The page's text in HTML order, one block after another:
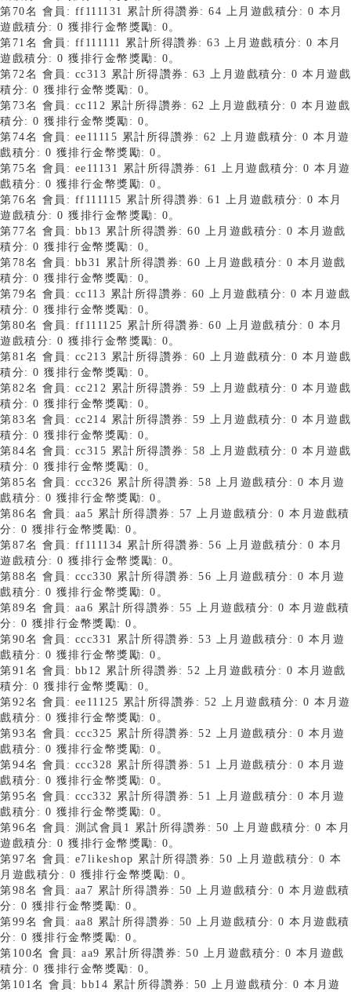
第70名 會員: ff111131 累計所得讚券: 64 上月遊戲積分: 0 本月
遊戲積分: 0 獲排行金幣獎勵: 0。
第71名 會員: ff111111 累計所得讚券: 63 上月遊戲積分: 0 本月
遊戲積分: 0 獲排行金幣獎勵: 0。
第72名 會員: cc313 累計所得讚券: 63 上月遊戲積分: 0 本月遊戲
積分: 0 獲排行金幣獎勵: 0。
第73名 會員: cc112 累計所得讚券: 62 上月遊戲積分: 0 本月遊戲
積分: 0 獲排行金幣獎勵: 0。
第74名 會員: ee11115 累計所得讚券: 62 上月遊戲積分: 0 本月遊
戲積分: 0 獲排行金幣獎勵: 0。
第75名 會員: ee11131 累計所得讚券: 61 上月遊戲積分: 0 本月遊
戲積分: 0 獲排行金幣獎勵: 0。
第76名 會員: ff111115 累計所得讚券: 61 上月遊戲積分: 0 本月
遊戲積分: 0 獲排行金幣獎勵: 0。
第77名 會員: bb13 累計所得讚券: 60 上月遊戲積分: 0 本月遊戲
積分: 0 獲排行金幣獎勵: 0。
第78名 會員: bb31 累計所得讚券: 60 上月遊戲積分: 0 本月遊戲
積分: 0 獲排行金幣獎勵: 0。
第79名 會員: cc113 累計所得讚券: 60 上月遊戲積分: 0 本月遊戲
積分: 0 獲排行金幣獎勵: 0。
第80名 會員: ff111125 累計所得讚券: 60 上月遊戲積分: 0 本月
遊戲積分: 0 獲排行金幣獎勵: 0。
第81名 會員: cc213 累計所得讚券: 60 上月遊戲積分: 0 本月遊戲
積分: 0 獲排行金幣獎勵: 0。
第82名 會員: cc212 累計所得讚券: 59 上月遊戲積分: 0 本月遊戲
積分: 0 獲排行金幣獎勵: 0。
第83名 會員: cc214 累計所得讚券: 59 上月遊戲積分: 0 本月遊戲
積分: 0 獲排行金幣獎勵: 0。
第84名 會員: cc315 累計所得讚券: 58 上月遊戲積分: 0 本月遊戲
積分: 0 獲排行金幣獎勵: 0。
第85名 會員: ccc326 累計所得讚券: 58 上月遊戲積分: 0 本月遊
戲積分: 0 獲排行金幣獎勵: 0。
第86名 會員: aa5 累計所得讚券: 57 上月遊戲積分: 0 本月遊戲積
分: 0 獲排行金幣獎勵: 0。
第87名 會員: ff111134 累計所得讚券: 56 上月遊戲積分: 0 本月
遊戲積分: 0 獲排行金幣獎勵: 0。
第88名 會員: ccc330 累計所得讚券: 56 上月遊戲積分: 0 本月遊
戲積分: 0 獲排行金幣獎勵: 0。
第89名 會員: aa6 累計所得讚券: 55 上月遊戲積分: 0 本月遊戲積
分: 0 獲排行金幣獎勵: 0。
第90名 會員: ccc331 累計所得讚券: 53 上月遊戲積分: 0 本月遊
戲積分: 0 獲排行金幣獎勵: 0。
第91名 會員: bb12 累計所得讚券: 52 上月遊戲積分: 0 本月遊戲
積分: 0 獲排行金幣獎勵: 0。
第92名 會員: ee11125 累計所得讚券: 52 上月遊戲積分: 0 本月遊
戲積分: 0 獲排行金幣獎勵: 0。
第93名 會員: ccc325 累計所得讚券: 52 上月遊戲積分: 0 本月遊
戲積分: 0 獲排行金幣獎勵: 0。
第94名 會員: ccc328 累計所得讚券: 51 上月遊戲積分: 0 本月遊
戲積分: 0 獲排行金幣獎勵: 0。
第95名 會員: ccc332 累計所得讚券: 51 上月遊戲積分: 0 本月遊
戲積分: 0 獲排行金幣獎勵: 0。
第96名 會員: 測試會員1 累計所得讚券: 50 上月遊戲積分: 0 本月
遊戲積分: 0 獲排行金幣獎勵: 0。
第97名 會員: e7likeshop 累計所得讚券: 50 上月遊戲積分: 0 本
月遊戲積分: 0 獲排行金幣獎勵: 0。
第98名 會員: aa7 累計所得讚券: 50 上月遊戲積分: 0 本月遊戲積
分: 0 獲排行金幣獎勵: 0。
第99名 會員: aa8 累計所得讚券: 50 上月遊戲積分: 0 本月遊戲積
分: 0 獲排行金幣獎勵: 0。
第100名 會員: aa9 累計所得讚券: 50 上月遊戲積分: 0 本月遊戲
積分: 0 獲排行金幣獎勵: 0。
第101名 會員: bb14 累計所得讚券: 50 上月遊戲積分: 0 本月遊